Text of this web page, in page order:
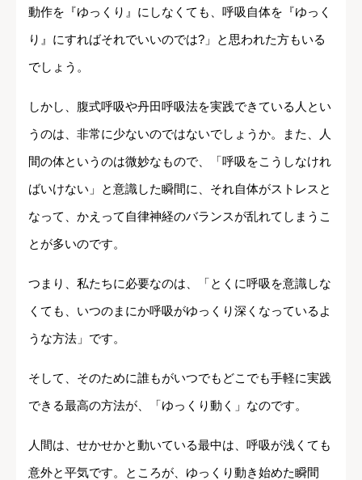
動作を『ゆっくり』にしなくても、呼吸自体を『ゆっく
り』にすればそれでいいのでは?」と思われた方もいる
でしょう。
しかし、腹式呼吸や丹田呼吸法を実践できている人とい
うのは、非常に少ないのではないでしょうか。また、人
間の体というのは微妙なもので、「呼吸をこうしなけれ
ばいけない」と意識した瞬間に、それ自体がストレスと
なって、かえって自律神経のバランスが乱れてしまうこ
とが多いのです。
つまり、私たちに必要なのは、「とくに呼吸を意識しな
くても、いつのまにか呼吸がゆっくり深くなっているよ
うな方法」です。
そして、そのために誰もがいつでもどこでも手軽に実践
できる最高の方法が、「ゆっくり動く」なのです。
人間は、せかせかと動いている最中は、呼吸が浅くても
意外と平気です。ところが、ゆっくり動き始めた瞬間